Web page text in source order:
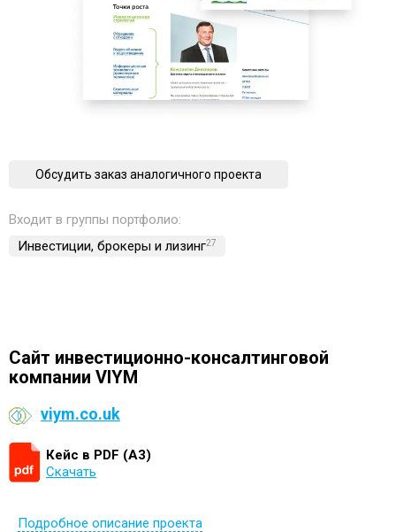
Обсудить заказ аналогичного проекта
Входит в группы портфолио:
Инвестиции, брокеры и лизинг27
Cайт инвестиционно-консалтинговой
компании VIYM
viym.co.uk
Кейс в PDF (А3)
Скачать
Подробное описание проекта